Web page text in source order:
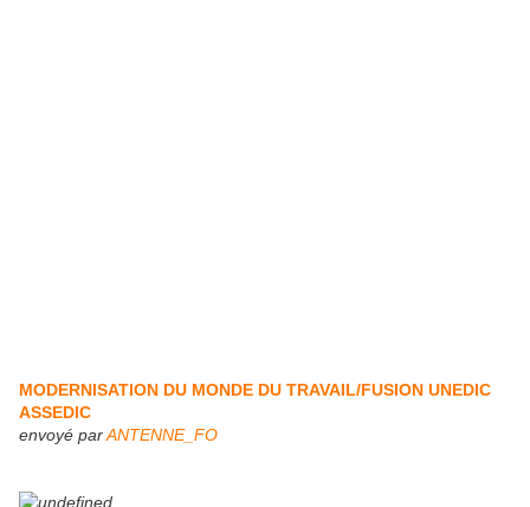
MODERNISATION DU MONDE DU TRAVAIL/FUSION UNEDIC
ASSEDIC
envoyé parANTENNE_FO